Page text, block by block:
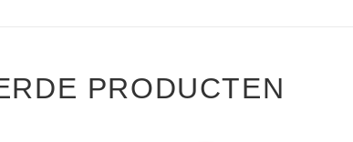
PRODUCTEN